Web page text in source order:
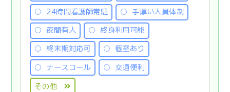
24時間看護師常駐
手厚い人員体制
夜間有人
終身利用可能
終末期対応可
個室あり
ナースコール
交通便利
その他